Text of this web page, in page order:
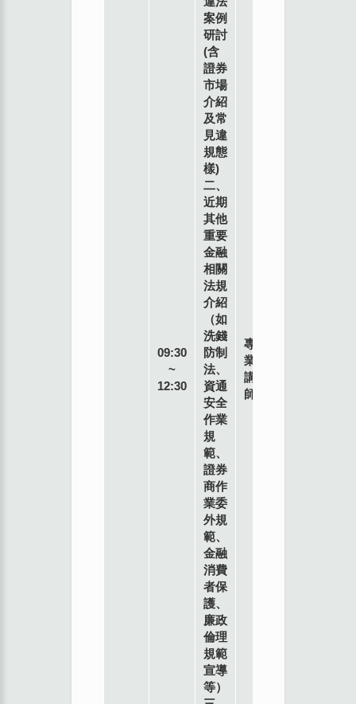
09:30
~
12:30
案例
研討
(含
證券
市場
介紹
及常
見違
規態
樣)
二、
近期
其他
重要
金融
相關
法規
介紹
（如
洗錢
防制
法、
資通
安全
作業
規
範、
證券
商作
業委
外規
範、
金融
消費
者保
護、
廉政
倫理
規範
宣導
等）
專
業
講
師